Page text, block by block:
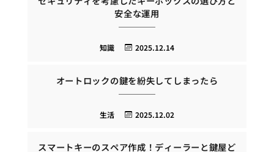
安全な運用
2025.12.14
知識
オートロックの鍵を紛失してしまったら
2025.12.02
生活
スマートキーのスペア作成！ディーラーと鍵屋ど